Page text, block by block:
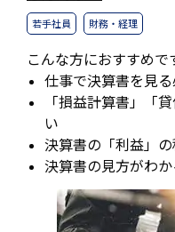
若手社員 財務・経理
こんな方におすすめで
仕事で決算書を見
「損益計算書」「
い
決算書の「利益」
決算書の見方がわ